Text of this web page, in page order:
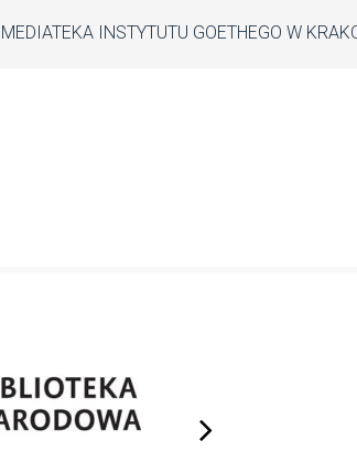
MEDIATEKA INSTYTUTU GOETHEGO W
next